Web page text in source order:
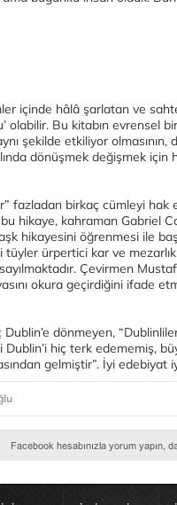
içinde hâlâ şarlatan ve
olabilir. Bu kitabın evrensel
şekilde etkiliyor olmasının,
dönüşmek değişmek için
fazladan birkaç cümleyi hak
kahraman Gabriel
hikayesini öğrenmesi ile
tüyler ürpertici kar ve
Çevirmen
okura geçirdiğini ifade
dönmeyen,
hiç terk edememiş,
gelmiştir”. İyi edebiyat